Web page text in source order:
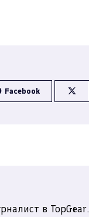
Facebook
в